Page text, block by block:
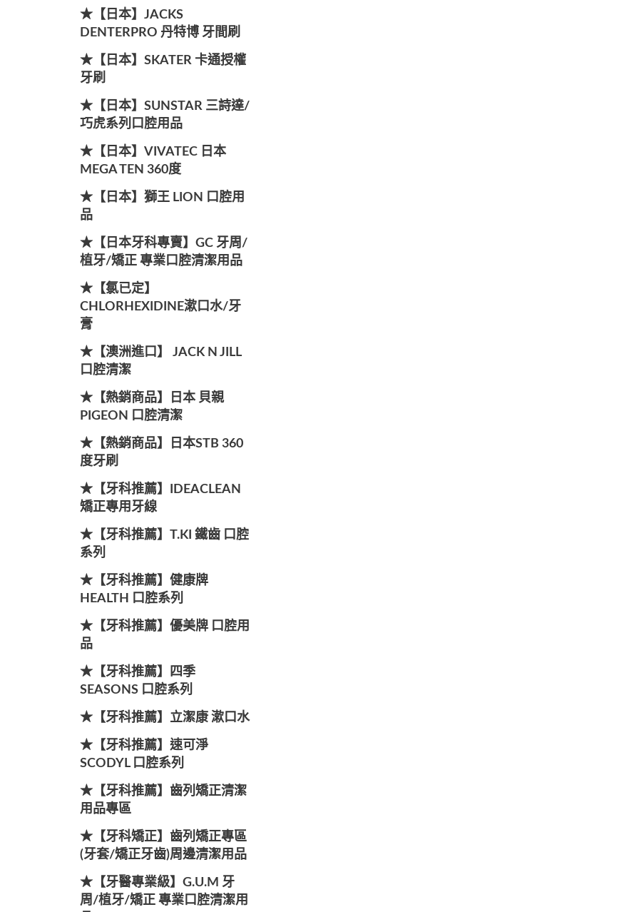
★【日本】JACKS
DENTERPRO 丹特博 牙間刷
★【日本】SKATER 卡通授權
牙刷
★【日本】SUNSTAR 三詩達/
巧虎系列口腔用品
★【日本】VIVATEC 日本
MEGA TEN 360度
★【日本】獅王 LION 口腔用
品
★【日本牙科專賣】GC 牙周/
植牙/矯正 專業口腔清潔用品
★【氯已定】
CHLORHEXIDINE漱口水/牙
膏
★【澳洲進口】 JACK N JILL
口腔清潔
★【熱銷商品】日本 貝親
PIGEON 口腔清潔
★【熱銷商品】日本STB 360
度牙刷
★【牙科推薦】IDEACLEAN
矯正專用牙線
★【牙科推薦】T.KI 鐵齒 口腔
系列
★【牙科推薦】健康牌
HEALTH 口腔系列
★【牙科推薦】優美牌 口腔用
品
★【牙科推薦】四季
SEASONS 口腔系列
★【牙科推薦】立潔康 漱口水
★【牙科推薦】速可淨
SCODYL 口腔系列
★【牙科推薦】齒列矯正清潔
用品專區
★【牙科矯正】齒列矯正專區
(牙套/矯正牙齒)周邊清潔用品
★【牙醫專業級】G.U.M 牙
周/植牙/矯正 專業口腔清潔用